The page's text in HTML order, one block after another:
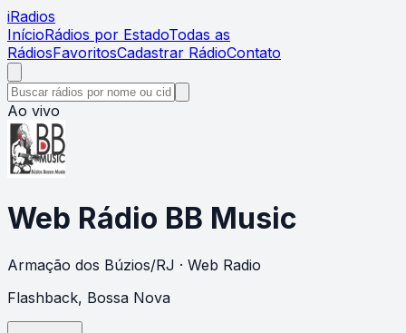
iRadios
InícioRádios por EstadoTodas as
RádiosFavoritosCadastrar RádioContato
Ao vivo
Web Rádio BB Music
Armação dos Búzios/RJ · Web Radio
Flashback, Bossa Nova